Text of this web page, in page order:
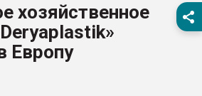
28.07.2026
ситуацией на
хозяйственное
Европу